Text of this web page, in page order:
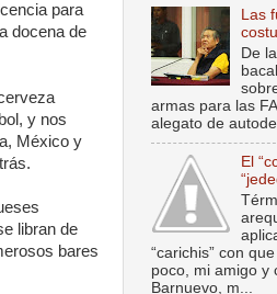
para
docena de
y nos
México y
libran de
bares
Las
De
armas para las
alegato de
El
“carichis” con
poco, mi amigo y
Barnuevo, m...